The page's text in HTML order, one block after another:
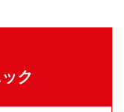
ク